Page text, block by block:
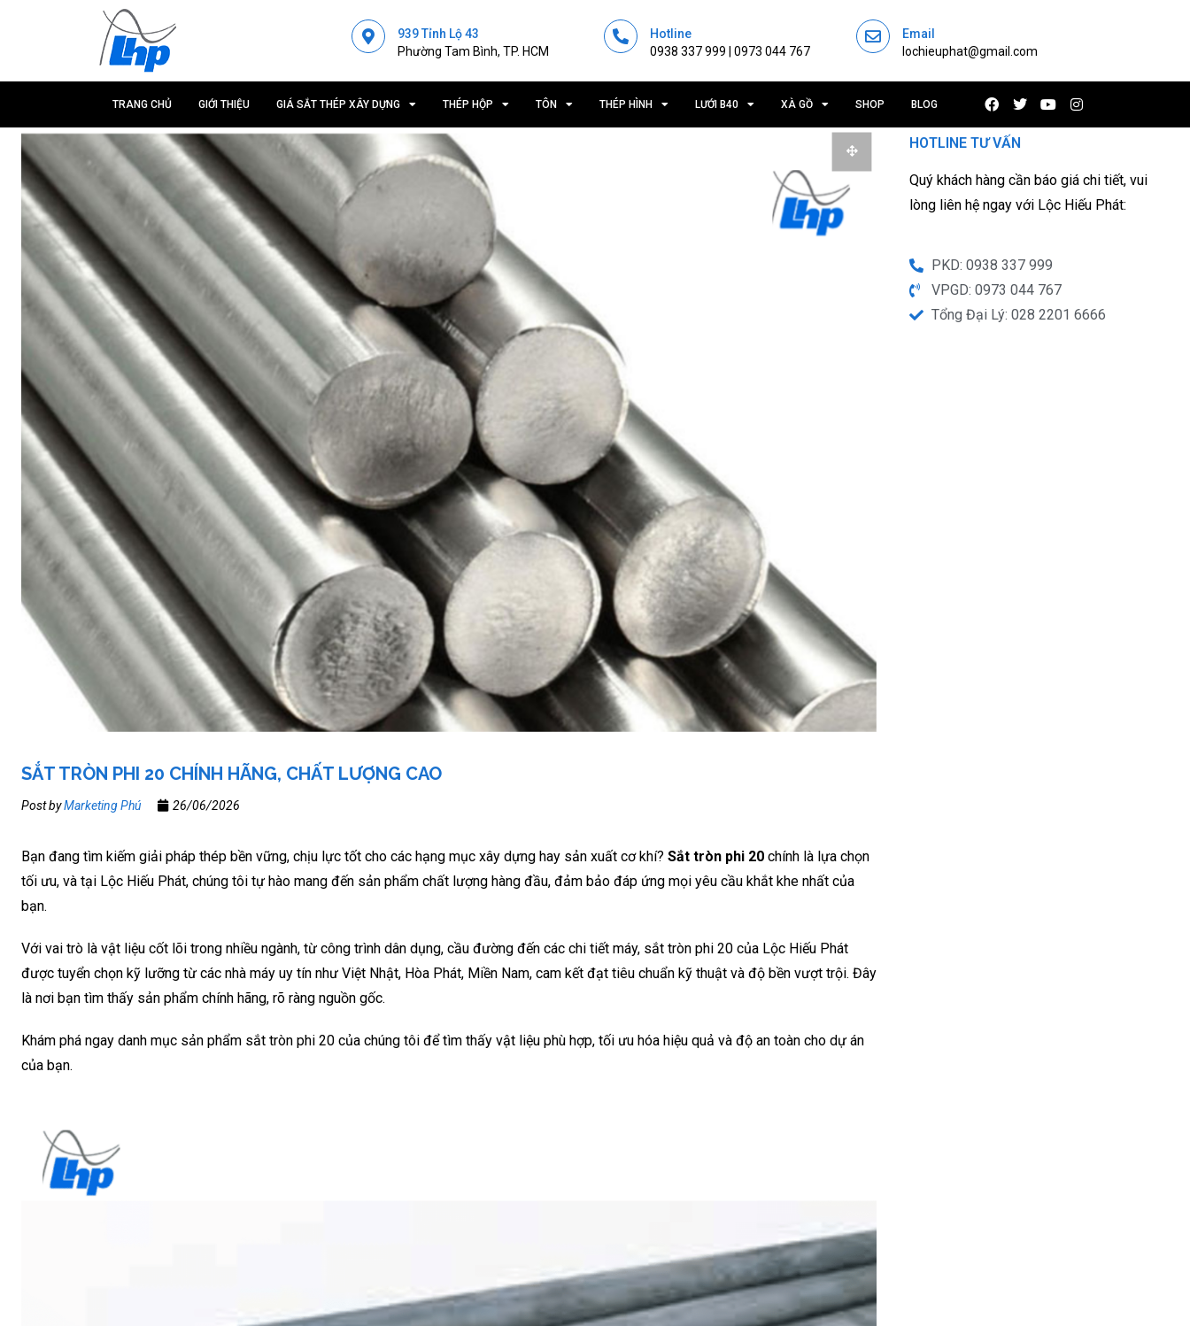
939 Tỉnh Lộ 43
Phường Tam Bình, TP. HCM
Hotline
0938 337 999 | 0973 044 767
Email
lochieuphat@gmail.com
TRANG CHỦ GIỚI THIỆU GIÁ SẮT THÉP XÂY DỰNG THÉP HỘP TÔN THÉP HÌNH LƯỚI B40 XÀ GỒ SHOP BLOG
SẮT TRÒN PHI 20 CHÍNH HÃNG, CHẤT LƯỢNG CAO
Post byMarketing Phú 26/06/2026
Bạn đang tìm kiếm giải pháp thép bền vững, chịu lực tốt cho các hạng mục xây dựng hay sản xuất cơ khí? Sắt tròn phi 20 chính là lựa chọn
tối ưu, và tại Lộc Hiếu Phát, chúng tôi tự hào mang đến sản phẩm chất lượng hàng đầu, đảm bảo đáp ứng mọi yêu cầu khắt khe nhất của
bạn.
Với vai trò là vật liệu cốt lõi trong nhiều ngành, từ công trình dân dụng, cầu đường đến các chi tiết máy, sắt tròn phi 20 của Lộc Hiếu Phát
được tuyển chọn kỹ lưỡng từ các nhà máy uy tín như Việt Nhật, Hòa Phát, Miền Nam, cam kết đạt tiêu chuẩn kỹ thuật và độ bền vượt trội. Đây
là nơi bạn tìm thấy sản phẩm chính hãng, rõ ràng nguồn gốc.
Khám phá ngay danh mục sản phẩm sắt tròn phi 20 của chúng tôi để tìm thấy vật liệu phù hợp, tối ưu hóa hiệu quả và độ an toàn cho dự án
của bạn.
HOTLINE TƯ VẤN
Quý khách hàng cần báo giá chi tiết, vui
lòng liên hệ ngay với Lộc Hiếu Phát:
PKD: 0938 337 999
VPGD: 0973 044 767
Tổng Đại Lý: 028 2201 6666